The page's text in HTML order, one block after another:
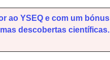
ao YSEQ e com um
descobertas